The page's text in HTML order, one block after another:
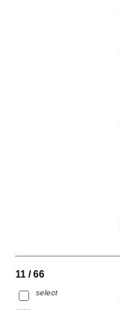
11 / 66
select